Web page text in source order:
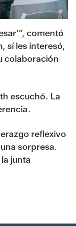
comentó
sí les interesó,
colaboración
escuchó. La
reflexivo
sorpresa.
junta